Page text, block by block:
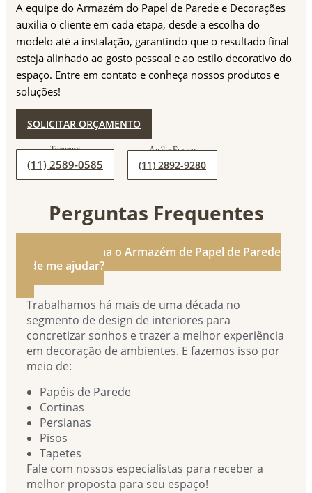
A equipe do Armazém do Papel de Parede e Decorações
auxilia o cliente em cada etapa, desde a escolha do
modelo até a instalação, garantindo que o resultado final
esteja alinhado ao gosto pessoal e ao estilo decorativo do
espaço. Entre em contato e conheça nossos produtos e
soluções!
SOLICITAR ORÇAMENTO
(11) 2589-0585 (11) 2892-9280
Perguntas Frequentes
1. De que forma o Armazém de Papel de Parede
pode me ajudar?
Trabalhamos há mais de uma década no
segmento de design de interiores para
concretizar sonhos e trazer a melhor experiência
em decoração de ambientes. E fazemos isso por
meio de:
Papéis de Parede
Cortinas
Persianas
Pisos
Tapetes
Fale com nossos especialistas para receber a
melhor proposta para seu espaço!